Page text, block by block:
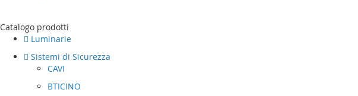
contenuto
Catalogo prodotti
Luminarie
Sistemi di Sicurezza
CAVI
BTICINO